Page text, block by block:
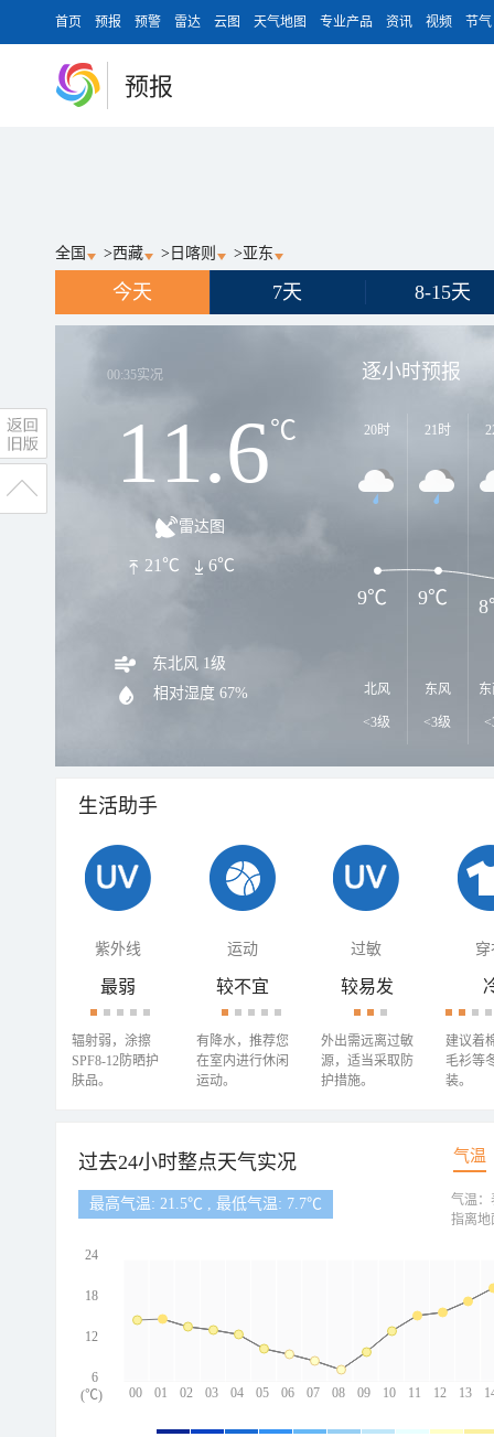
首页 预报 预警 雷达 云图 天气地图 专业产品 资讯 视频 节气
预报
全国 >西藏 > 日喀则 >亚东
今天 7天 8-15天
00:35实况
11.6℃
雷达图
21℃ 6℃
东北风 1级
相对湿度 67%
逐小时预报
20时
北风
<3级
21时
东风
<3级
9℃ 9℃
生活助手
紫外线 运动 过敏 穿
最弱
辐射弱，涂擦
SPF8-12防晒护
肤品。
较不宜
有降水，推荐您
在室内进行休闲
运动。
较易发
外出需远离过敏
源，适当采取防
护措施。
建议着
毛衫等
装。
过去24小时整点天气实况 气温
最高气温: 21.5℃ , 最低气温: 7.7℃
00 01 02 03 04 05 06 07 08 09 10 11 12 13
24
18
12
6
(℃)
气温：
指离地